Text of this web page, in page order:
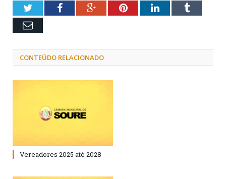
TwitterFacebookGoogle+PinterestLinkedInTumblr
Email
CONTEÚDO RELACIONADO
Vereadores 2025 até 2028